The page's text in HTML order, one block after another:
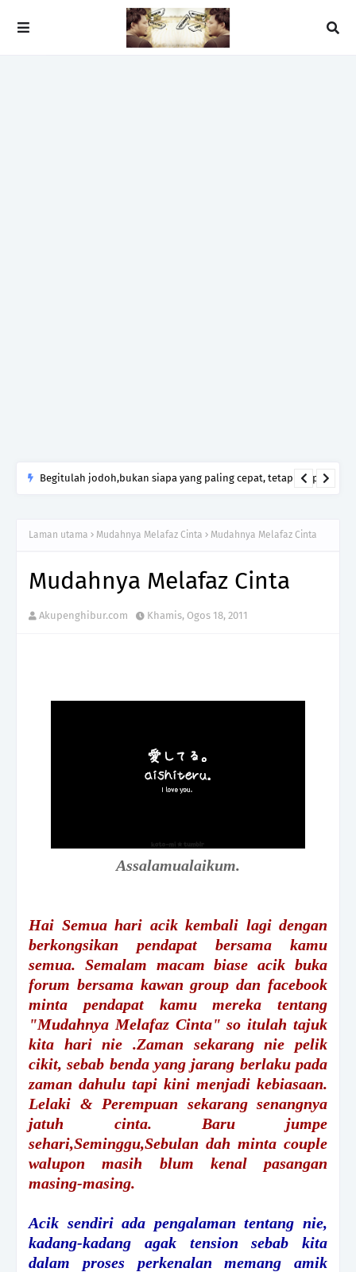
Begitulah jodoh,bukan siapa yang paling cepat, tetapi siapa
Laman utama Mudahnya Melafaz Cinta Mudahnya Melafaz Cinta
Mudahnya Melafaz Cinta
Akupenghibur.com Khamis, Ogos 18, 2011
Assalamualaikum.
Hai Semua hari acik kembali lagi dengan
berkongsikan pendapat bersama kamu
semua. Semalam macam biase acik buka
forum bersama kawan group dan facebook
minta pendapat kamu mereka tentang
"Mudahnya Melafaz Cinta" so itulah tajuk
kita hari nie .Zaman sekarang nie pelik
cikit, sebab benda yang jarang berlaku pada
zaman dahulu tapi kini menjadi kebiasaan.
Lelaki & Perempuan sekarang senangnya
jatuh cinta. Baru jumpe
sehari,Seminggu,Sebulan dah minta couple
walupon masih blum kenal pasangan
masing-masing.
Acik sendiri ada pengalaman tentang nie,
kadang-kadang agak tension sebab kita
dalam proses perkenalan memang amik